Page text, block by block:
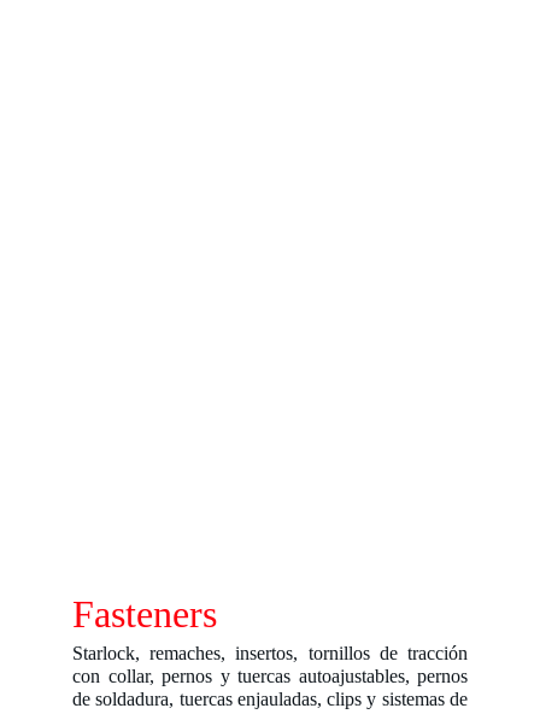
Fasteners
Starlock, remaches, insertos, tornillos de tracción
con collar, pernos y tuercas autoajustables, pernos
de soldadura, tuercas enjauladas, clips y sistemas de